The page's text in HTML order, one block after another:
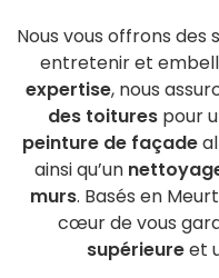
Nous vous offrons
entretenir et
expertise, nous
des toiturespour
peinture de façade
ainsi qu’un
murs. Basés en
cœur de vous
supérieureet